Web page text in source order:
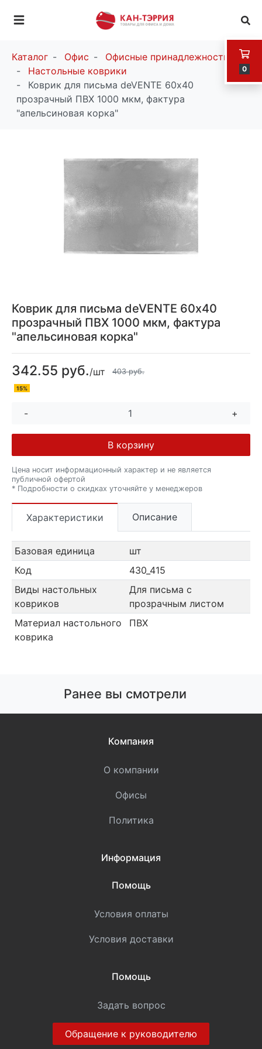
0
Каталог Офис
Офисные принадлежности
Настольные коврики
Коврик для письма deVENTE 60х40
прозрачный ПВХ 1000 мкм, фактура
"апельсиновая корка"
Коврик для письма deVENTE 60х40
прозрачный ПВХ 1000 мкм, фактура
"апельсиновая корка"
342.55 руб./шт 403 руб.
15%
- +
В корзину
Цена носит информационный характер и не является
публичной офертой
* Подробности о скидках уточняйте у менеджеров
Характеристики Описание
Базовая единица
шт
Код
430_415
Виды настольных
ковриков
Для письма с
прозрачным листом
Материал настольного
коврика
ПВХ
Ранее вы смотрели
Компания
О компании
Офисы
Политика
Информация
Помощь
Условия оплаты
Условия доставки
Помощь
Задать вопрос
Обращение к руководителю